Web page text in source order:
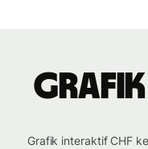
Grafik
Grafik interaktif CHF